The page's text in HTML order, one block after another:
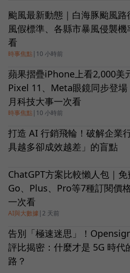
颱風最新動態｜白海豚颱風路
風假標準、各縣市暴風侵襲機
看
時事焦點 | 10 小時前
蘋果摺疊iPhone上看2,000美
Pixel 11、Meta眼鏡同步登場
月科技大事一次看
時事焦點 | 10 小時前
打造 AI 行銷飛輪！破解企業
具越多卻成效越差」的盲點
ChatGPT方案比較懶人包｜免
Go、Plus、Pro等7種訂閱價
一次看
AI與大數據 |2 天前
告別「極速迷思」！
評比揭密：什麼才是 5G 時代
路？